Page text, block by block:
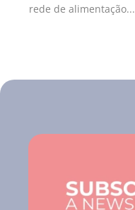
rede de alimentação...